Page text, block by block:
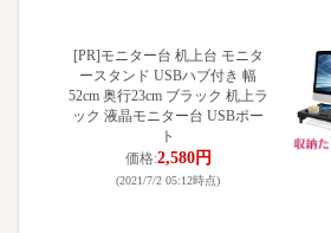
[PR]モニター台 机上台 モニタ
ースタンド USBハブ付き 幅
52cm 奥行23cm ブラック 机上ラ
ック 液晶モニター台 USBポー
ト
価格:2,580円
(2021/7/2 05:12時点)